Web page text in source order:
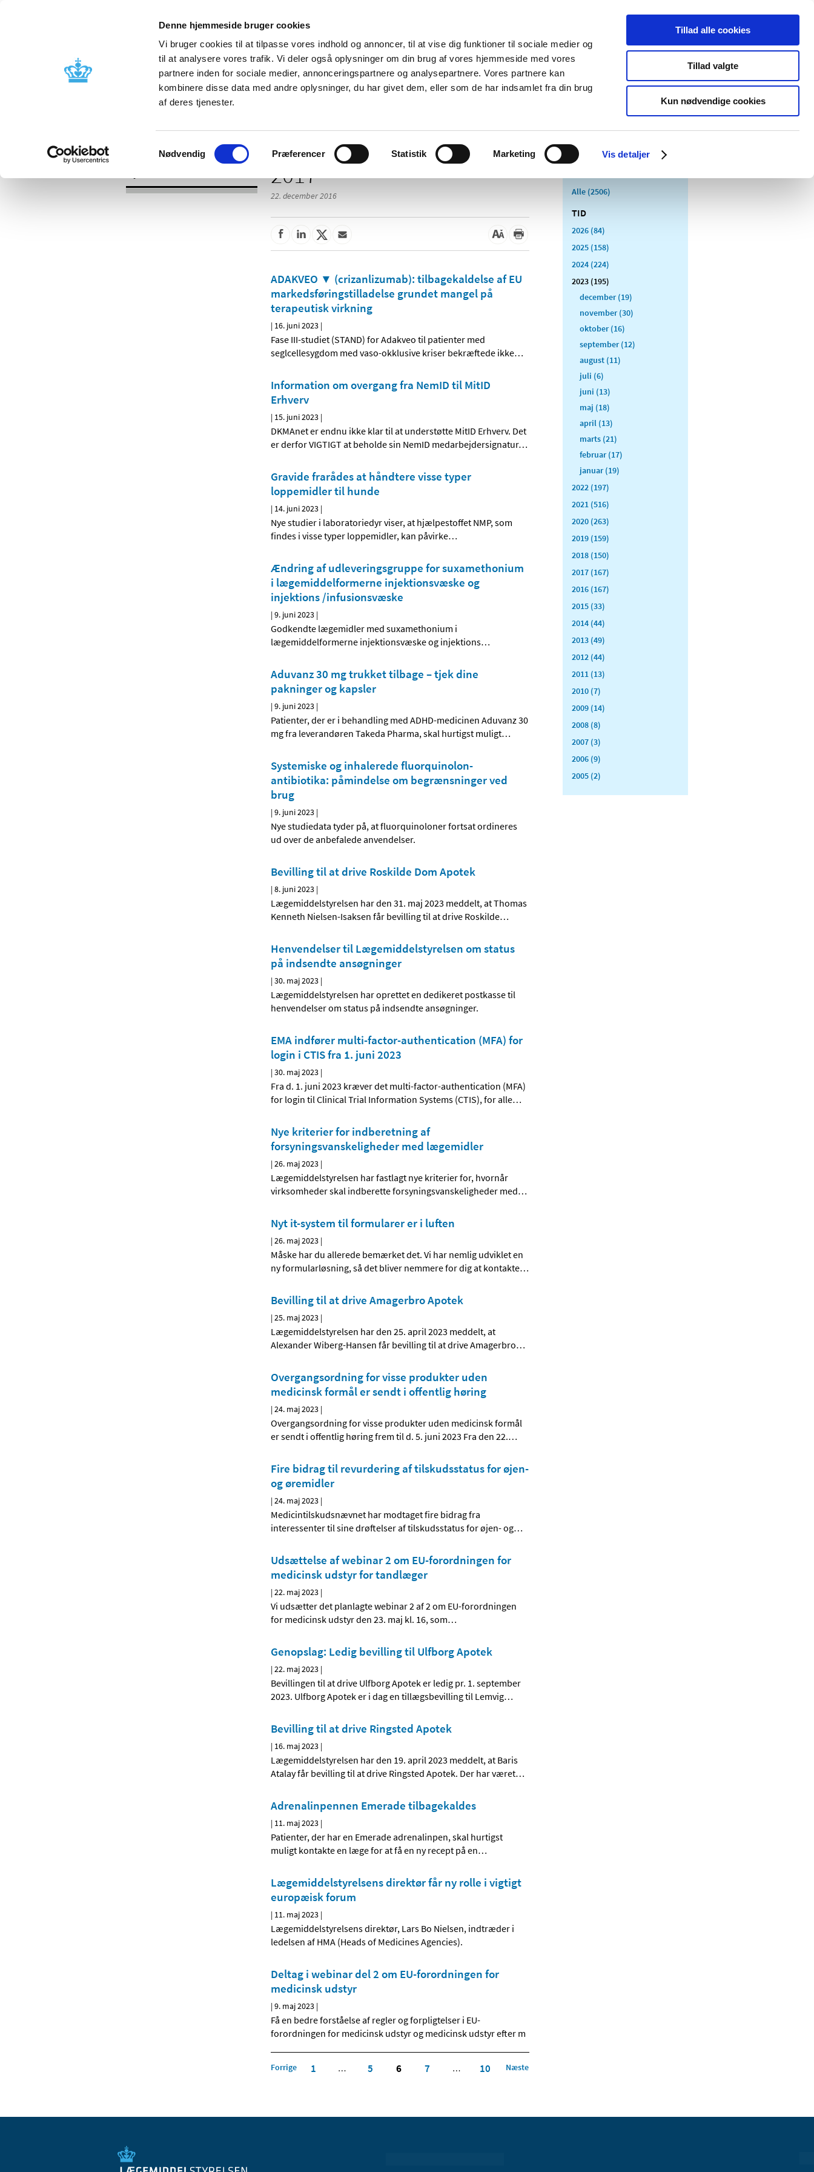
Denne hjemmeside bruger cookies
Vi bruger cookies til at tilpasse vores indhold og annoncer, til at vise dig funktioner til sociale medier og
til at analysere vores trafik. Vi deler også oplysninger om din brug af vores hjemmeside med vores
partnere inden for sociale medier, annonceringspartnere og analysepartnere. Vores partnere kan
kombinere disse data med andre oplysninger, du har givet dem, eller som de har indsamlet fra din brug
af deres tjenester.
Samtykkevalg
Nødvendig Præferencer Statistik Marketing Vis detaljer
Tillad alle cookies
Tillad valgte
Kun nødvendige cookies
Nyheder Om os Kontakt Udgivelser
Godkendelse og
Bivirkninger og
produktinformation
Tilskud og
Apoteker og salg af
Medicinsk
Særlige
produktområder
2017
22. december 2016
ADAKVEO ▼ (crizanlizumab): tilbagekaldelse af EU
markedsføringstilladelse grundet mangel på
terapeutisk virkning
| 16. juni 2023 |
Fase III-studiet (STAND) for Adakveo til patienter med
seglcellesygdom med vaso-okklusive kriser bekræftede ikke…
Information om overgang fra NemID til MitID
Erhverv
| 15. juni 2023 |
DKMAnet er endnu ikke klar til at understøtte MitID Erhverv. Det
er derfor VIGTIGT at beholde sin NemID medarbejdersignatur…
Gravide frarådes at håndtere visse typer
loppemidler til hunde
| 14. juni 2023 |
Nye studier i laboratoriedyr viser, at hjælpestoffet NMP, som
findes i visse typer loppemidler, kan påvirke…
Ændring af udleveringsgruppe for suxamethonium
i lægemiddelformerne injektionsvæske og
injektions /infusionsvæske
|9. juni 2023 |
Godkendte lægemidler med suxamethonium i
lægemiddelformerne injektionsvæske og injektions…
Aduvanz 30 mg trukket tilbage – tjek dine
pakninger og kapsler
|9. juni 2023 |
Patienter, der er i behandling med ADHD-medicinen Aduvanz 30
mg fra leverandøren Takeda Pharma, skal hurtigst muligt…
Systemiske og inhalerede fluorquinolon-
antibiotika: påmindelse om begrænsninger ved
brug
|9. juni 2023 |
Nye studiedata tyder på, at fluorquinoloner fortsat ordineres
ud over de anbefalede anvendelser.
Bevilling til at drive Roskilde Dom Apotek
|8. juni 2023 |
Lægemiddelstyrelsen har den 31. maj 2023 meddelt, at Thomas
Kenneth Nielsen-Isaksen får bevilling til at drive Roskilde…
Henvendelser til Lægemiddelstyrelsen om status
på indsendte ansøgninger
|30. maj 2023 |
Lægemiddelstyrelsen har oprettet en dedikeret postkasse til
henvendelser om status på indsendte ansøgninger.
EMA indfører multi-factor-authentication (MFA) for
login i CTIS fra 1. juni 2023
|30. maj 2023 |
Fra d. 1. juni 2023 kræver det multi-factor-authentication (MFA)
for login til Clinical Trial Information Systems (CTIS), for alle…
Nye kriterier for indberetning af
forsyningsvanskeligheder med lægemidler
|26. maj 2023 |
Lægemiddelstyrelsen har fastlagt nye kriterier for, hvornår
virksomheder skal indberette forsyningsvanskeligheder med…
Nyt it-system til formularer er i luften
|26. maj 2023 |
Måske har du allerede bemærket det. Vi har nemlig udviklet en
ny formularløsning, så det bliver nemmere for dig at kontakte…
Bevilling til at drive Amagerbro Apotek
|25. maj 2023 |
Lægemiddelstyrelsen har den 25. april 2023 meddelt, at
Alexander Wiberg-Hansen får bevilling til at drive Amagerbro…
Overgangsordning for visse produkter uden
medicinsk formål er sendt i offentlig høring
|24. maj 2023 |
Overgangsordning for visse produkter uden medicinsk formål
er sendt i offentlig høring frem til d. 5. juni 2023 Fra den 22.…
Fire bidrag til revurdering af tilskudsstatus for øjen-
og øremidler
|24. maj 2023 |
Medicintilskudsnævnet har modtaget fire bidrag fra
interessenter til sine drøftelser af tilskudsstatus for øjen- og…
Udsættelse af webinar 2 om EU-forordningen for
medicinsk udstyr for tandlæger
|22. maj 2023 |
Vi udsætter det planlagte webinar 2 af 2 om EU-forordningen
for medicinsk udstyr den 23. maj kl. 16, som…
Genopslag: Ledig bevilling til Ulfborg Apotek
|22. maj 2023 |
Bevillingen til at drive Ulfborg Apotek er ledig pr. 1. september
2023. Ulfborg Apotek er i dag en tillægsbevilling til Lemvig…
Bevilling til at drive Ringsted Apotek
| 16. maj 2023 |
Lægemiddelstyrelsen har den 19. april 2023 meddelt, at Baris
Atalay får bevilling til at drive Ringsted Apotek. Der har været…
Adrenalinpennen Emerade tilbagekaldes
| 11. maj 2023 |
Patienter, der har en Emerade adrenalinpen, skal hurtigst
muligt kontakte en læge for at få en ny recept på en…
Lægemiddelstyrelsens direktør får ny rolle i vigtigt
europæisk forum
| 11. maj 2023 |
Lægemiddelstyrelsens direktør, Lars Bo Nielsen, indtræder i
ledelsen af HMA (Heads of Medicines Agencies).
Deltag i webinar del 2 om EU-forordningen for
medicinsk udstyr
|9. maj 2023 |
Få en bedre forståelse af regler og forpligtelser i EU-
forordningen for medicinsk udstyr og medicinsk udstyr efter m
Forrige 1 … 5 6 7 … 10 Næste
Alle (2506)
TID
2026 (84)
2025 (158)
2024 (224)
2023 (195)
december (19)
november (30)
oktober (16)
september (12)
august (11)
juli (6)
juni (13)
maj (18)
april (13)
marts (21)
februar (17)
januar (19)
2022 (197)
2021 (516)
2020 (263)
2019 (159)
2018 (150)
2017 (167)
2016 (167)
2015 (33)
2014 (44)
2013 (49)
2012 (44)
2011 (13)
2010 (7)
2009 (14)
2008 (8)
2007 (3)
2006 (9)
2005 (2)